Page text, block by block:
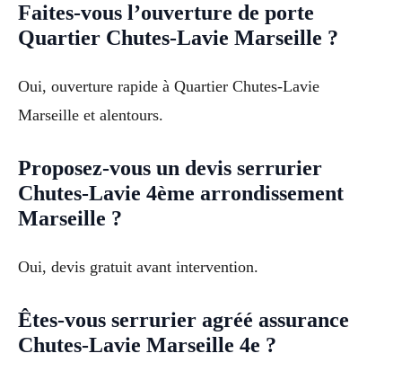
Faites-vous l’ouverture de porte
Quartier Chutes-Lavie Marseille ?
Oui, ouverture rapide à Quartier Chutes-Lavie
Marseille et alentours.
Proposez-vous un devis serrurier
Chutes-Lavie 4ème arrondissement
Marseille ?
Oui, devis gratuit avant intervention.
Êtes-vous serrurier agréé assurance
Chutes-Lavie Marseille 4e ?